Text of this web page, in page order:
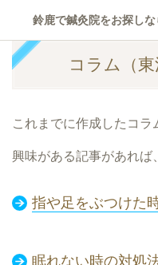
鈴鹿で鍼灸院をお探し
コラム（東
これまでに作成したコラ
興味がある記事があれば
指や足をぶつけた
眠れない時の対処